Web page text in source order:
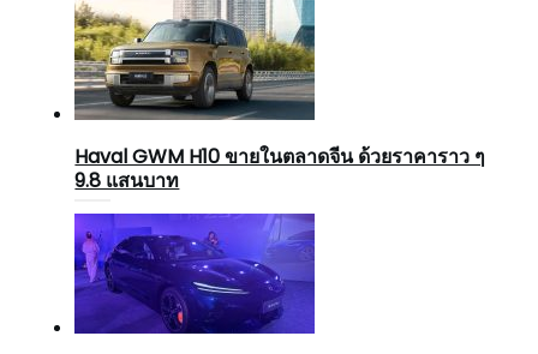
Haval GWM H10 ขายในตลาดจีน ด้วยราคาราว ๆ
9.8 แสนบาท